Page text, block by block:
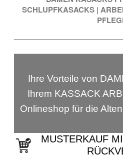
SCHLUPFKASACKS |
Ihre Vorteile von
Ihrem KASSACK
Onlineshop für die
MUSTERKAUF